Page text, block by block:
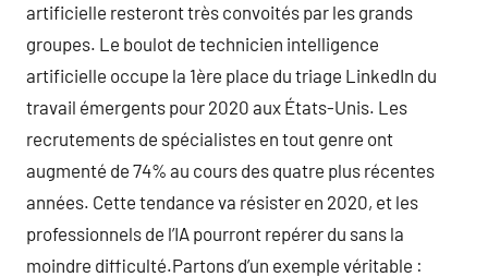
artificielle resteront très convoités par les grands
groupes. Le boulot de technicien intelligence
artificielle occupe la 1ère place du triage LinkedIn du
travail émergents pour 2020 aux États-Unis. Les
recrutements de spécialistes en tout genre ont
augmenté de 74% au cours des quatre plus récentes
années. Cette tendance va résister en 2020, et les
professionnels de l’IA pourront repérer du sans la
moindre difficulté.Partons d’un exemple véritable :